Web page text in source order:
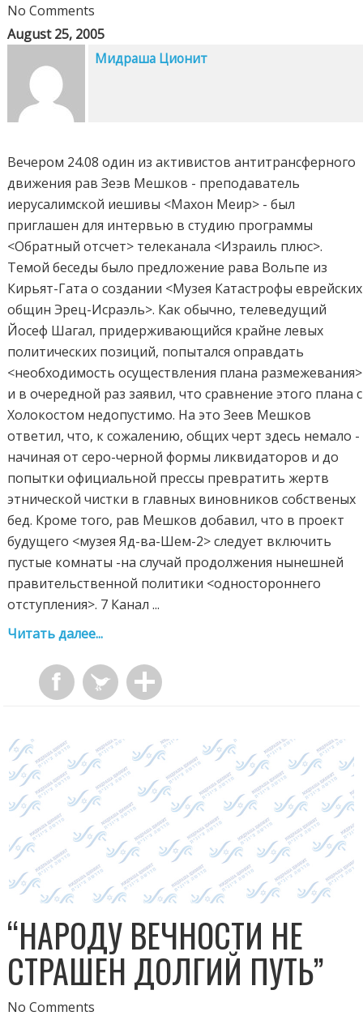
No Comments
August 25, 2005
Мидраша Ционит
Вечером 24.08 один из активистов антитрансферного
движения рав Зеэв Мешков - преподаватель
иерусалимской иешивы <Махон Меир> - был
приглашен для интервью в студию программы
<Обратный отсчет> телеканала <Израиль плюс>.
Темой беседы было предложение рава Вольпе из
Кирьят-Гата о создании <Музея Катастрофы еврейских
общин Эрец-Исраэль>. Как обычно, телеведущий
Йосеф Шагал, придерживающийся крайне левых
политических позиций, попытался оправдать
<необходимость осуществления плана размежевания>
и в очередной раз заявил, что сравнение этого плана с
Холокостом недопустимо. На это Зеев Мешков
ответил, что, к сожалению, общих черт здесь немало -
начиная от серо-черной формы ликвидаторов и до
попытки официальной прессы превратить жертв
этнической чистки в главных виновников собственых
бед. Кроме того, рав Мешков добавил, что в проект
будущего <музея Яд-ва-Шем-2> следует включить
пустые комнаты -на случай продолжения нынешней
правительственной политики <одностороннего
отступления>. 7 Канал ...
Читать далее...
“НАРОДУ ВЕЧНОСТИ НЕ
СТРАШЕН ДОЛГИЙ ПУТЬ”
No Comments